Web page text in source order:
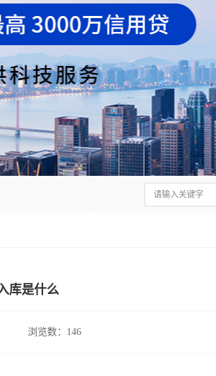
库是什么
浏览数：146